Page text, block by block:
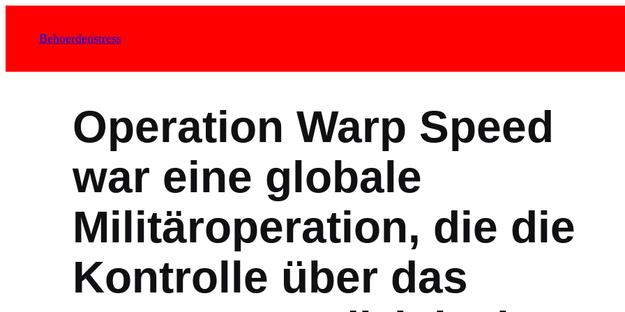
Behoerdenstress
Operation Warp Speed
war eine globale
Militäroperation, die die
Kontrolle über das